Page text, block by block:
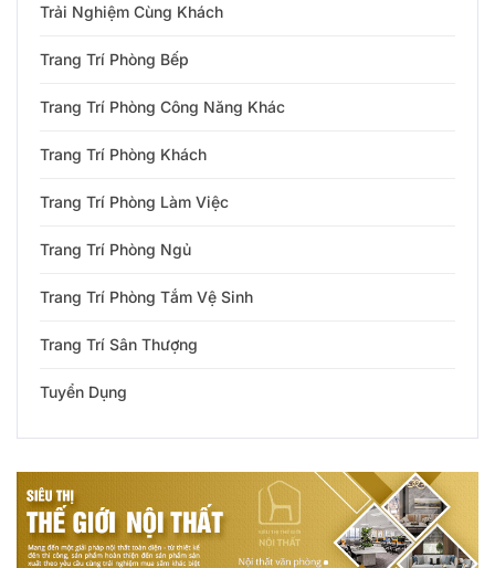
Trải Nghiệm Cùng Khách
Trang Trí Phòng Bếp
Trang Trí Phòng Công Năng Khác
Trang Trí Phòng Khách
Trang Trí Phòng Làm Việc
Trang Trí Phòng Ngủ
Trang Trí Phòng Tắm Vệ Sinh
Trang Trí Sân Thượng
Tuyển Dụng